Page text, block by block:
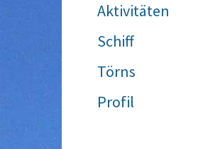
Aktivitäten
Schiff
Törns
Profil